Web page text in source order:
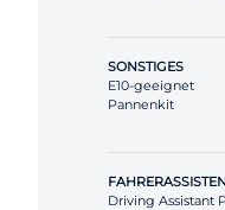
SONSTIGES
E10-geeignet
Pannenkit
Driving Assistant